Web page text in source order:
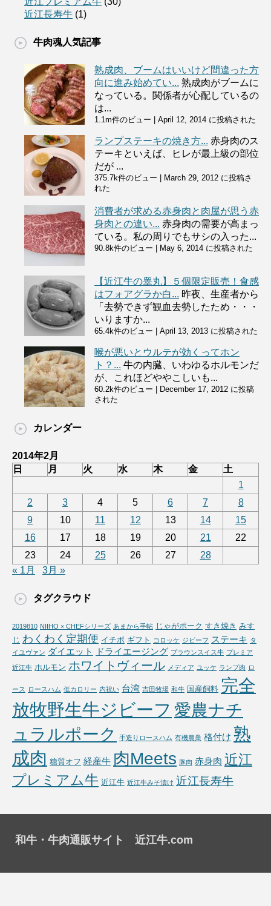
近江長寿牛 (1)
牛肉魂人気記事
熟成肉、ブームはいいけど間違った方
向に進み始めてい... 熟成肉がブームに
なっている。関係者が心配しているの
は...
1.1m件のビュー April 12, 2014 に投稿された
ランプステーキの焼き方... 赤身肉のス
テーキといえば、ヒレが最上級の部位
だが ...
375.7k件のビュー
March 29, 2012 に投稿さ
れた
消費者が求める赤身肉と肉屋が思う赤
身肉との違い... 赤身肉の需要が高まっ
ている。私の周りでもサシの入った...
90.8k件のビュー May 6, 2014 に投稿された
【近江牛の睾丸】５個限定販売！食感
はフォアグラか白... 昨夜、生産者から
「去勢できず観血去勢したため・・・
いりますか...
65.4k件のビュー April 13, 2013 に投稿された
喉が悪いとウルテが効くってホン
ト？... 牛の内臓、いわゆるホルモンだ
が、これほどややこしいも...
60.2k件のビュー
December 17, 2012 に投稿
された
カレンダー
2014年2月
日
月 火 水 木 金
土
1
2
3 4 5 6 7
8
9
10 11 12 13 14
15
16
17 18 19 20 21
22
23
24 25 26 27
28
« 1月
3月 »
タグクラウド
2019810 NIIHO × CHEFシリーズ あまから手帖 じゃがポーク すき焼き みす
じ わくわく定期便 イチボ ギフト コロッケ ジビーフ ステーキ タ
イユヴァン ダイエット ドライエージング ブラウンスイス牛 プレミア
近江牛 ホルモン ホワイトヴィール メディア ユッケ ランプ肉 ロ
ース ロースハム 低カロリー 内祝い 台湾 吉田牧場 和牛 国産飼料 完全
放牧野生牛ジビーフ 愛農ナチ
ュラルポーク
手造りロースハム 有機農業 格付け 熟
成肉 糖質オフ 経産牛 肉Meets 豚肉 赤身肉 近江
プレミアム牛 近江牛 近江牛みそ漬け 近江長寿牛
和牛・牛肉通販サイト 近江牛.com